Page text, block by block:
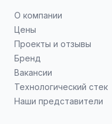
О компании
Цены
Проекты и отзывы
Бренд
Вакансии
Технологический стек
Наши представители